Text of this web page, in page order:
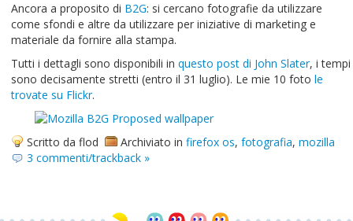
Ancora a proposito di B2G: si cercano fotografie da utilizzare
come sfondi e altre da utilizzare per iniziative di marketing e
materiale da fornire alla stampa.
Tutti i dettagli sono disponibili in questo post di John Slater, i tempi
sono decisamente stretti (entro il 31 luglio). Le mie 10 foto le
trovate su Flickr.
Scritto da flod Archiviato in firefox os, fotografia, mozilla
3 commenti/trackback »